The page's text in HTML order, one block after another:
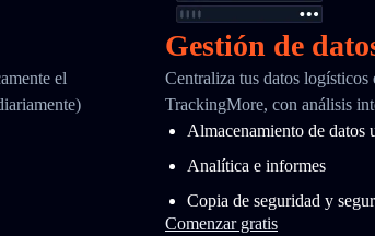
el
Gestión de
Centraliza tus datos logísticos
TrackingMore, con análisis
Almacenamiento de datos
Analítica e informes
Copia de seguridad y
Comenzar gratis